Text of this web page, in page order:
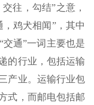
往，勾结”之意，
鸡犬相闻”，其中
通”一词主要也是
的行业，包括运输
产业。运输行业包
式，而邮电包括邮